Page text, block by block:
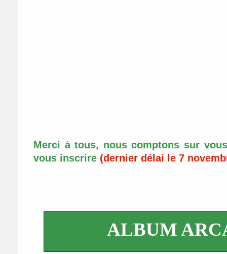
Merci à tous, nous comptons sur
vous inscrire (dernier délai le 7
ALBUM